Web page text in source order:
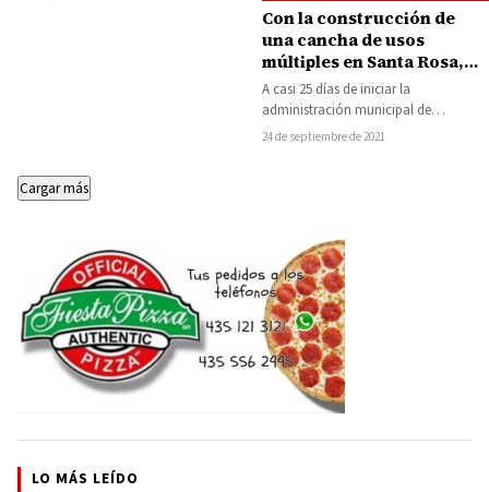
Con la construcción de
una cancha de usos
múltiples en Santa Rosa,
inicia Pablo Varona obras
en las comunidades
A casi 25 días de iniciar la
administración municipal de
Huetamo, ya han sido varias las obras
24 de septiembre de 2021
Cargar más
LO MÁS LEÍDO